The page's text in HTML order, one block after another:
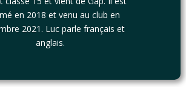
en 2018 et venu au club en
2021. Luc parle français et
anglais.